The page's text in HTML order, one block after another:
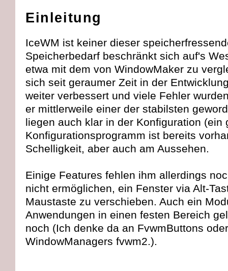
Einleitung
IceWM ist keiner dieser
Speicherbedarf beschränkt sich auf's
etwa mit dem von WindowMaker zu
sich seit geraumer Zeit in der
weiter verbessert und viele Fehler
er mittlerweile einer der stabilsten
liegen auch klar in der Konfiguration (ein
Konfigurationsprogramm ist bereits
Schelligkeit, aber auch am Aussehen.
Einige Features fehlen ihm allerdings
nicht ermöglichen, ein Fenster via Alt-
Maustaste zu verschieben. Auch ein
Anwendungen in einen festen Bereich
noch (Ich denke da an FvwmButtons
WindowManagers fvwm2.).